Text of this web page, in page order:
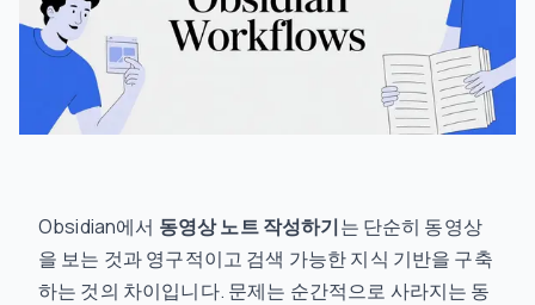
Obsidian에서 동영상 노트 작성하기는 단순히 동영상
을 보는 것과 영구적이고 검색 가능한 지식 기반을 구축
하는 것의 차이입니다. 문제는 순간적으로 사라지는 동